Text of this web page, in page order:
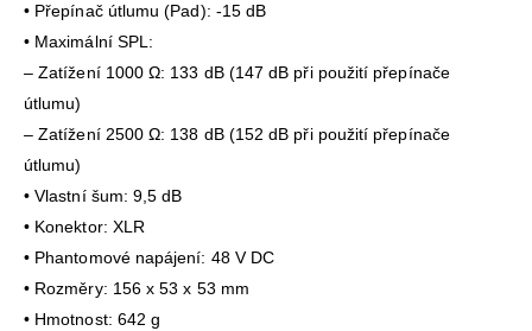
• Přepínač útlumu (Pad): -15 dB
• Maximální SPL:
– Zatížení 1000 Ω: 133 dB (147 dB při použití přepínače
útlumu)
– Zatížení 2500 Ω: 138 dB (152 dB při použití přepínače
útlumu)
• Vlastní šum: 9,5 dB
• Konektor: XLR
• Phantomové napájení: 48 V DC
• Rozměry: 156 x 53 x 53 mm
• Hmotnost: 642 g